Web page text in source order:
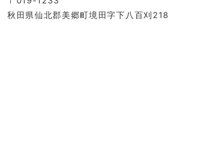
秋田県仙北郡美郷町境田字下八百刈218